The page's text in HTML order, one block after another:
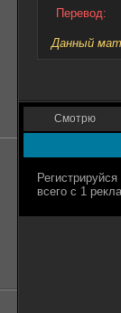
Перевод:
Данный
Смотрю